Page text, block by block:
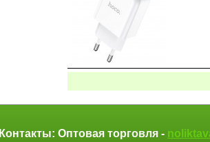
Контакты: Оптовая торговля -